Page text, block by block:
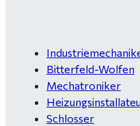
Bitterfeld-Wolfen
Mechatroniker
Schlosser